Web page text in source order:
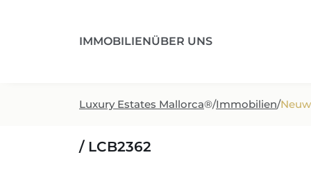
IMMOBILIENÜBER UNS
Luxury Estates Mallorca®/Immobilien/
/ LCB2362